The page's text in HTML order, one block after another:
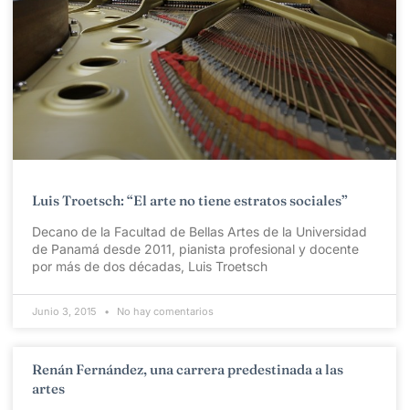
Luis Troetsch: “El arte no tiene estratos sociales”
Decano de la Facultad de Bellas Artes de la Universidad
de Panamá desde 2011, pianista profesional y docente
por más de dos décadas, Luis Troetsch
Junio 3, 2015 No hay comentarios
Renán Fernández, una carrera predestinada a las
artes